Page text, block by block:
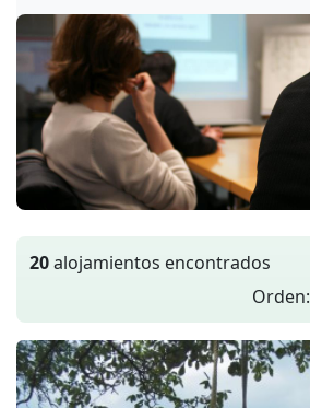
20alojamientos encontrados
Orden: